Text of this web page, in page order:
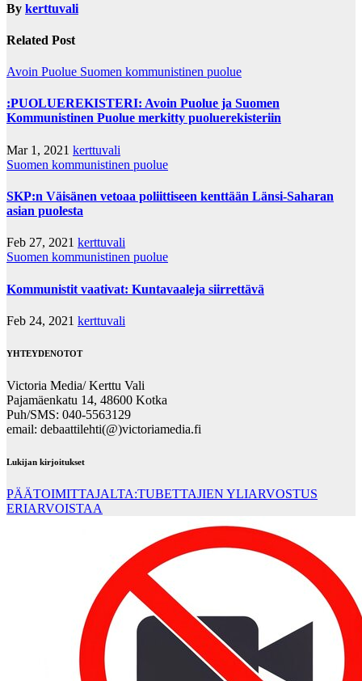
By kerttuvali
Related Post
Avoin Puolue Suomen kommunistinen puolue
:PUOLUEREKISTERI: Avoin Puolue ja Suomen
Kommunistinen Puolue merkitty puoluerekisteriin
Mar 1, 2021 kerttuvali
Suomen kommunistinen puolue
SKP:n Väisänen vetoaa poliittiseen kenttään Länsi-Saharan
asian puolesta
Feb 27, 2021 kerttuvali
Suomen kommunistinen puolue
Kommunistit vaativat: Kuntavaaleja siirrettävä
Feb 24, 2021 kerttuvali
YHTEYDENOTOT
Victoria Media/ Kerttu Vali
Pajamäenkatu 14, 48600 Kotka
Puh/SMS: 040-5563129
email: debaattilehti(@)victoriamedia.fi
Lukijan kirjoitukset
PÄÄTOIMITTAJALTA:TUBETTAJIEN YLIARVOSTUS
ERIARVOISTAA